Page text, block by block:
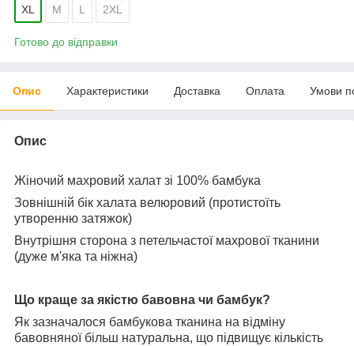
XL M L 2XL
Готово до відправки
Опис Характеристики Доставка Оплата Умови
Опис
Жіночий махровий халат зі 100% бамбука
Зовнішній бік халата велюровий (протистоїть
утворенню затяжок)
Внутрішня сторона з петельчастої махрової тканини
(дуже м'яка та ніжна)
Що краще за якістю бавовна чи бамбук?
Як зазначалося бамбукова тканина на відміну
бавовняної більш натуральна, що підвищує кількість